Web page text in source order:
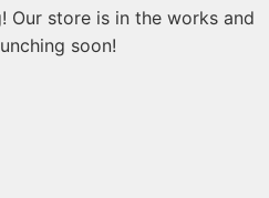
Our store is in the works and
soon!